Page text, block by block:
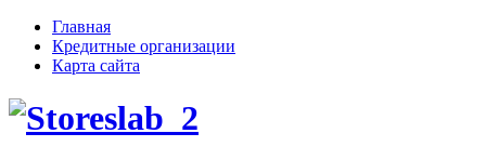
Главная
Кредитные организации
Карта сайта